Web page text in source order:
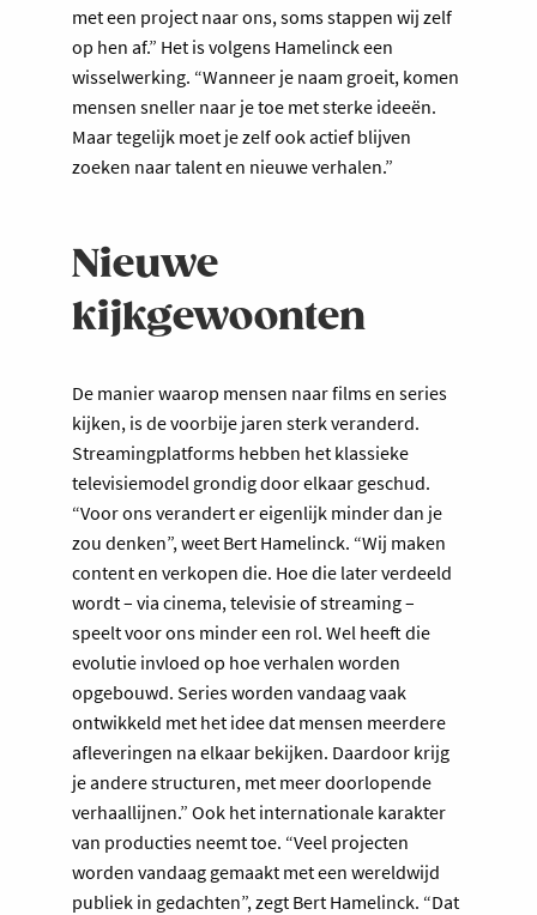
met een project naar ons, soms stappen wij zelf
op hen af.” Het is volgens Hamelinck een
wisselwerking. “Wanneer je naam groeit, komen
mensen sneller naar je toe met sterke ideeën.
Maar tegelijk moet je zelf ook actief blijven
zoeken naar talent en nieuwe verhalen.”
Nieuwe
kijkgewoonten
De manier waarop mensen naar films en series
kijken, is de voorbije jaren sterk veranderd.
Streamingplatforms hebben het klassieke
televisiemodel grondig door elkaar geschud.
“Voor ons verandert er eigenlijk minder dan je
zou denken”, weet Bert Hamelinck. “Wij maken
content en verkopen die. Hoe die later verdeeld
wordt – via cinema, televisie of streaming –
speelt voor ons minder een rol. Wel heeft die
evolutie invloed op hoe verhalen worden
opgebouwd. Series worden vandaag vaak
ontwikkeld met het idee dat mensen meerdere
afleveringen na elkaar bekijken. Daardoor krijg
je andere structuren, met meer doorlopende
verhaallijnen.” Ook het internationale karakter
van producties neemt toe. “Veel projecten
worden vandaag gemaakt met een wereldwijd
publiek in gedachten”, zegt Bert Hamelinck. “Dat